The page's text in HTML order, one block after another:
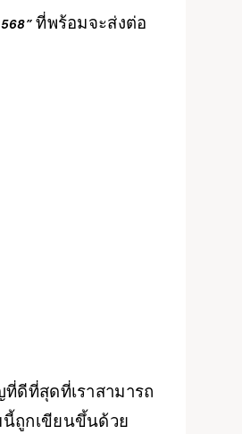
ที่พร้อมจะส่งต่อ
ดีที่สุดที่เราสามารถ
นี้ถูกเขียนขึ้นด้วย